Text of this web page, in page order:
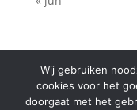
Wij gebruiken
cookies voor het
doorgaat met het